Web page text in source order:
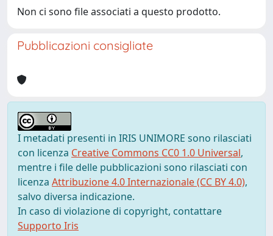
Non ci sono file associati a questo prodotto.
Pubblicazioni consigliate
I metadati presenti in IRIS UNIMORE sono rilasciati
con licenza Creative Commons CC0 1.0 Universal,
mentre i file delle pubblicazioni sono rilasciati con
licenza Attribuzione 4.0 Internazionale (CC BY 4.0),
salvo diversa indicazione.
In caso di violazione di copyright, contattare
Supporto Iris